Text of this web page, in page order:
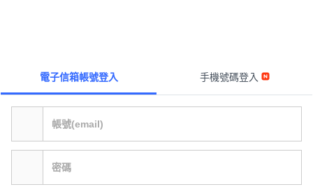
電子信箱帳號登入 手機號碼登入